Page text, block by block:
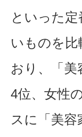
といった
いものを
おり、「
4位、女性
スに「美